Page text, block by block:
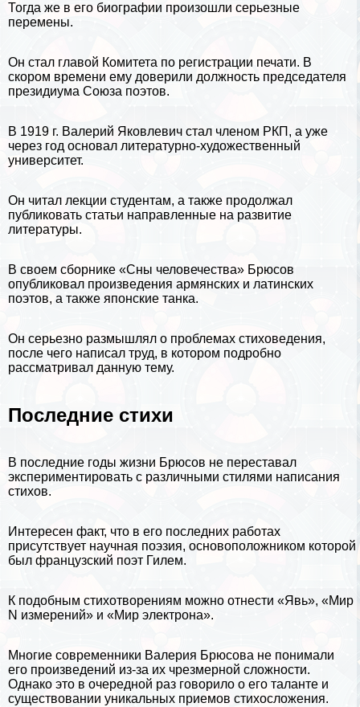
Тогда же в его биографии произошли серьезные
перемены.
Он стал главой Комитета по регистрации печати. В
скором времени ему доверили должность председателя
президиума Союза поэтов.
В 1919 г. Валерий Яковлевич стал члeном РКП, а уже
через год основал литературно-художественный
университет.
Он читал лекции студентам, а также продолжал
публиковать статьи направленные на развитие
литературы.
В своем сборнике «Сны человечества» Брюсов
опубликовал произведения армянских и латинских
поэтов, а также японские танка.
Он серьезно размышлял о проблемах стиховедения,
после чего написал труд, в котором подробно
рассматривал данную тему.
Последние стихи
В последние годы жизни Брюсов не переставал
экспериментировать с различными стилями написания
стихов.
Интересен факт, что в его последних работах
присутствует научная поэзия, основоположником которой
был французский поэт Гилем.
К подобным стихотворениям можно отнести «Явь», «Мир
N измерений» и «Мир электрона».
Многие современники Валерия Брюсова не понимали
его произведений из-за их чрезмерной сложности.
Однако это в очередной раз говорило о его таланте и
существовании уникальных приемов стихосложения.